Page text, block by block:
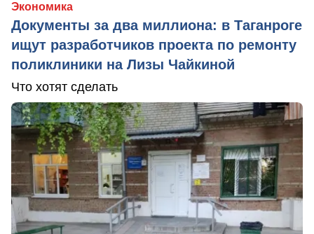
Экономика
Документы за два миллиона: в Таганроге
ищут разработчиков проекта по ремонту
поликлиники на Лизы Чайкиной
Что хотят сделать